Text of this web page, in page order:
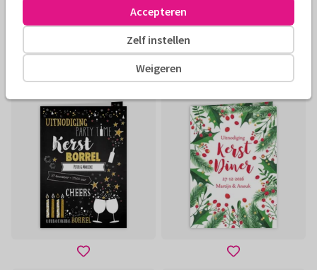
Weigeren
Zelf instellen
Accepteren